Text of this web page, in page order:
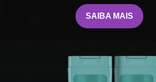
SAIBA MAIS